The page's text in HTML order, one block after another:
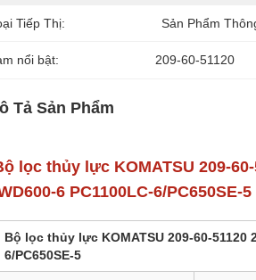
Tiếp Thị: Sản Phẩm
nổi bật: 209-60-51120
Tả Sản Phẩm
lọc thủy lực KOMATSU 209-
6 PC1100LC-6/PC650SE-5
Bộ lọc thủy lực KOMATSU 209-60-51120
6/PC650SE-5